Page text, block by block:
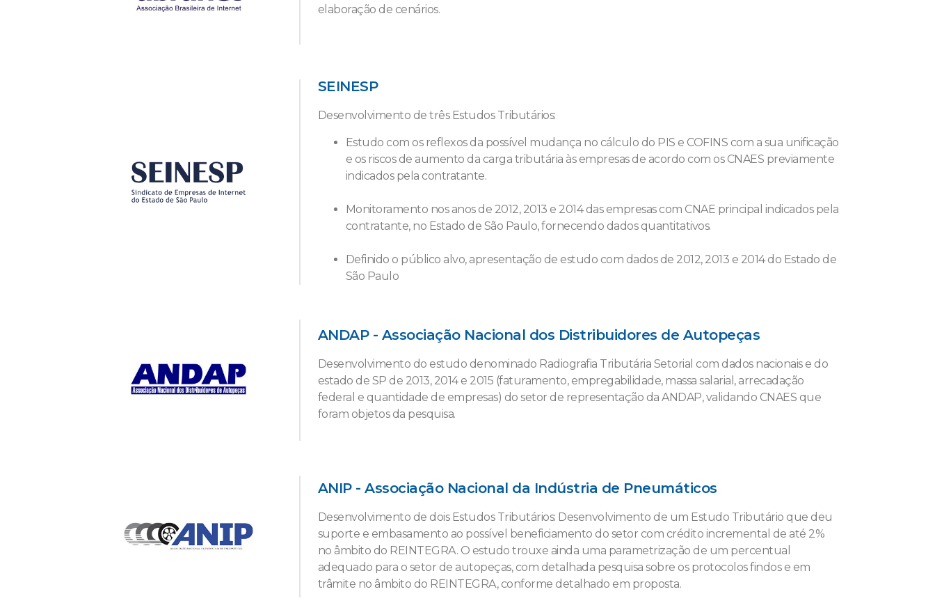
elaboração de cenários.
SEINESP
Desenvolvimento de três Estudos Tributários:
Estudo com os reflexos da possível mudança no cálculo do PIS e COFINS com a sua unificação
e os riscos de aumento da carga tributária às empresas de acordo com os CNAES previamente
indicados pela contratante.
Monitoramento nos anos de 2012, 2013 e 2014 das empresas com CNAE principal indicados pela
contratante, no Estado de São Paulo, fornecendo dados quantitativos.
Definido o público alvo, apresentação de estudo com dados de 2012, 2013 e 2014 do Estado de
São Paulo
ANDAP - Associação Nacional dos Distribuidores de Autopeças
Desenvolvimento do estudo denominado Radiografia Tributária Setorial com dados nacionais e do
estado de SP de 2013, 2014 e 2015 (faturamento, empregabilidade, massa salarial, arrecadação
federal e quantidade de empresas) do setor de representação da ANDAP, validando CNAES que
foram objetos da pesquisa.
ANIP - Associação Nacional da Indústria de Pneumáticos
Desenvolvimento de dois Estudos Tributários: Desenvolvimento de um Estudo Tributário que deu
suporte e embasamento ao possível beneficiamento do setor com crédito incremental de até 2%
no âmbito do REINTEGRA. O estudo trouxe ainda uma parametrização de um percentual
adequado para o setor de autopeças, com detalhada pesquisa sobre os protocolos findos e em
trâmite no âmbito do REINTEGRA, conforme detalhado em proposta.